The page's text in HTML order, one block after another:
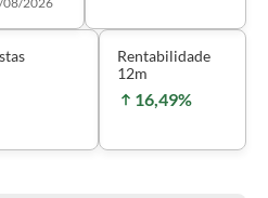
Rentabilidade
12m
16,49%